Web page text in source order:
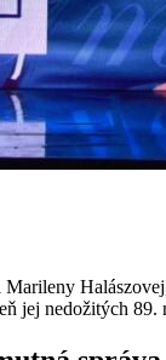
jej nedožitých 89.